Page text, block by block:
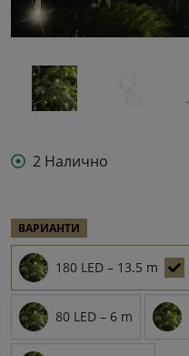
2 Налично
ВАРИАНТИ
180 LED – 13.5 m
80 LED – 6 m